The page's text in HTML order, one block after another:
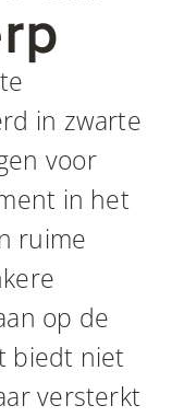
in zwarte
voor
in het
ruime
op de
biedt niet
versterkt